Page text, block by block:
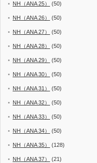
NH（ANA 25） (50)
NH（ANA 26） (50)
NH（ANA 27） (50)
NH（ANA 28） (50)
NH（ANA 29） (50)
NH（ANA 30） (50)
NH（ANA 31） (50)
NH（ANA 32） (50)
NH（ANA 33） (50)
NH（ANA 34） (50)
NH（ANA 35） (128)
NH（ANA 37） (21)